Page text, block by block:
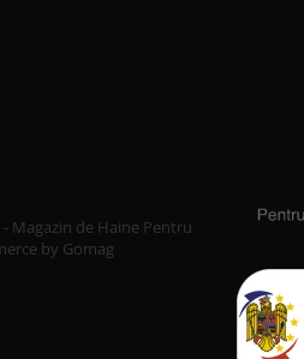
- Magazin de Haine Pentru
by Gomag